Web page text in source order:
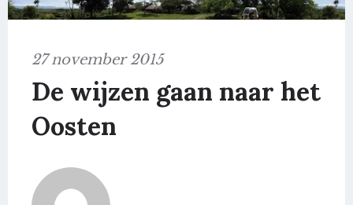
27 november 2015
De wijzen gaan naar het
Oosten